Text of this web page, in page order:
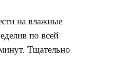
на влажные
по всей
Тщательно